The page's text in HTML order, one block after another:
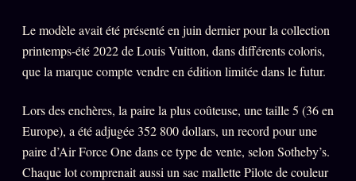
À propos
Founders
Équipe
Auteurs
Le modèle avait été présenté en juin dernier pour la collection
printemps-été 2022 de Louis Vuitton, dans différents coloris,
que la marque compte vendre en édition limitée dans le futur.
Lors des enchères, la paire la plus coûteuse, une taille 5 (36 en
Europe), a été adjugée 352 800 dollars, un record pour une
paire d’Air Force One dans ce type de vente, selon Sotheby’s.
Chaque lot comprenait aussi un sac mallette Pilote de couleur